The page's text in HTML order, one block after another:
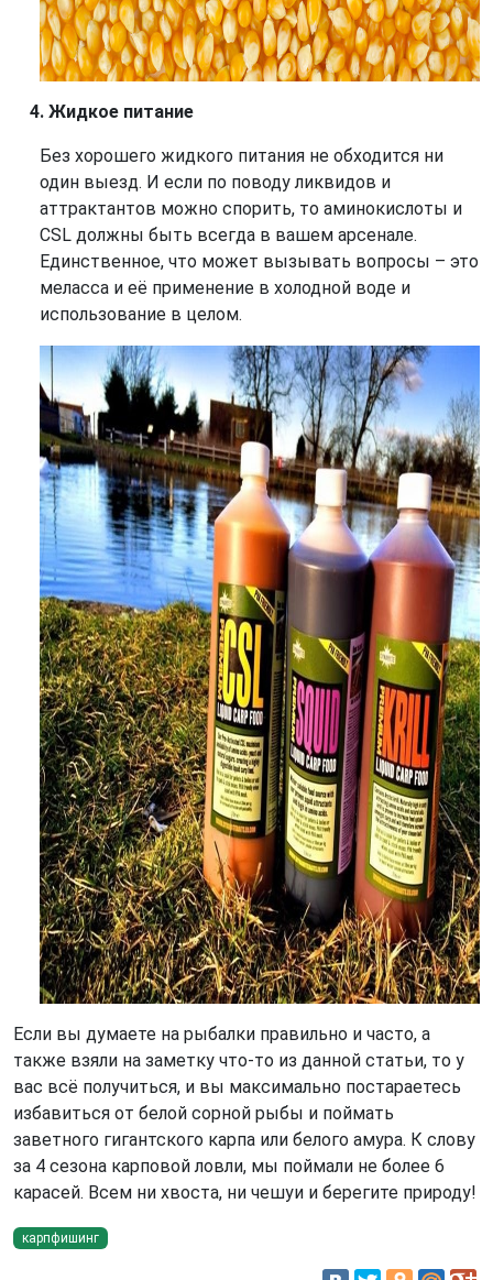
Жидкое питание
Без хорошего жидкого питания не обходится ни
один выезд. И если по поводу ликвидов и
аттрактантов можно спорить, то аминокислоты и
CSL должны быть всегда в вашем арсенале.
Единственное, что может вызывать вопросы – это
меласса и её применение в холодной воде и
использование в целом.
Если вы думаете на рыбалки правильно и часто, а
также взяли на заметку что-то из данной статьи, то у
вас всё получиться, и вы максимально постараетесь
избавиться от белой сорной рыбы и поймать
заветного гигантского карпа или белого амура. К слову
за 4 сезона карповой ловли, мы поймали не более 6
карасей. Всем ни хвоста, ни чешуи и берегите природу!
карпфишинг